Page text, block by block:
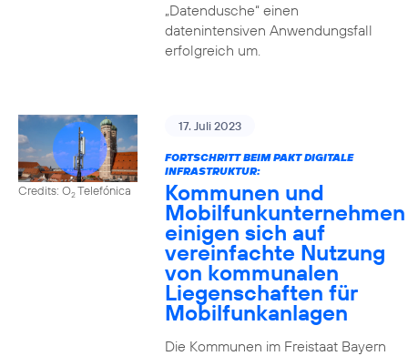
„Datendusche“ einen
datenintensiven Anwendungsfall
erfolgreich um.
Credits: O2Telefónica
17. Juli 2023
FORTSCHRITT BEIM PAKT DIGITALE
INFRASTRUKTUR:
Kommunen und
Mobilfunkunternehmen
einigen sich auf
vereinfachte Nutzung
von kommunalen
Liegenschaften für
Mobilfunkanlagen
Die Kommunen im Freistaat Bayern